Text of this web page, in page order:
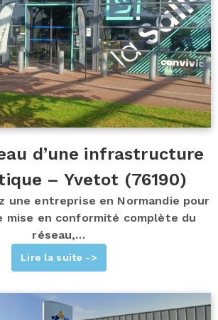
d’une infrastructure
– Yvetot (76190)
une entreprise en Normandie pour
mise en conformité complète du
réseau,…
Lire la suite ->